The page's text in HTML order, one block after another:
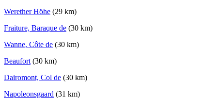
Werether Höhe (29 km)
Fraiture, Baraque de (30 km)
Wanne, Côte de (30 km)
Beaufort(30 km)
Dairomont, Col de (30 km)
Napoleonsgaard (31 km)